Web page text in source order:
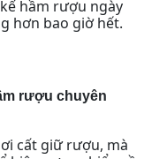
hầm rượu ngày
hơn bao giờ hết.
rượu chuyên
cất giữ rượu, mà